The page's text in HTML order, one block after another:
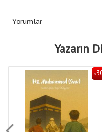
Yorumlar
Yazarın
%